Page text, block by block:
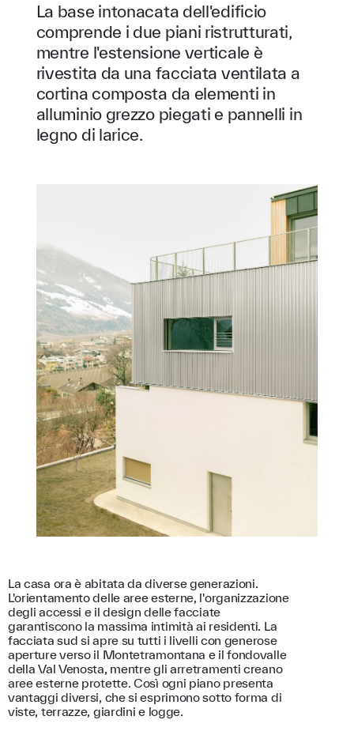
La base intonacata dell'edificio
comprende i due piani ristrutturati,
mentre l'estensione verticale è
rivestita da una facciata ventilata a
cortina composta da elementi in
alluminio grezzo piegati e pannelli in
legno di larice.
La casa ora è abitata da diverse generazioni.
L'orientamento delle aree esterne, l'organizzazione
degli accessi e il design delle facciate
garantiscono la massima intimità ai residenti. La
facciata sud si apre su tutti i livelli con generose
aperture verso il Montetramontana e il fondovalle
della Val Venosta, mentre gli arretramenti creano
aree esterne protette. Così ogni piano presenta
vantaggi diversi, che si esprimono sotto forma di
viste, terrazze, giardini e logge.